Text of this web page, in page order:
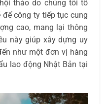
thảo do chúng tôi tổ
công ty tiếp tục cung
cao, mang lại thông
này giúp xây dựng uy
như một đơn vị hàng
lao động Nhật Bản tại